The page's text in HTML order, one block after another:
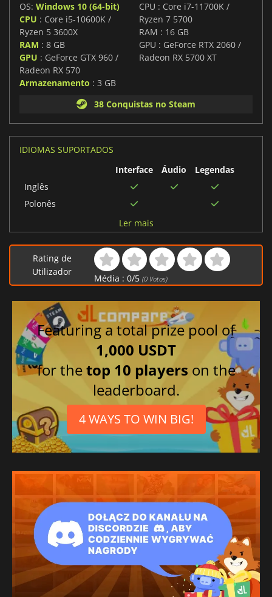
OS: Windows 10 (64-bit)
CPU : Core i5-10600K /
Ryzen 5 3600X
RAM : 8 GB
GPU : GeForce GTX 960 /
Radeon RX 570
Armazenamento : 3 GB
CPU : Core i7-11700K /
Ryzen 7 5700
RAM : 16 GB
GPU : GeForce RTX 2060 /
Radeon RX 5700 XT
38 Conquistas no Steam
IDIOMAS SUPORTADOS
Interface
Áudio
Legendas
Inglês
Polonês
Português brasileiro
Chinês tradicional
Coreano
Francês
Japonês
Italiano
Alemão
Espanhol
Ler mais
Rating de
Utilizador
Média : 0/5 (0Votos)
Featuring a total prize pool of
1,000 USDT
for thetop 10 players on the
leaderboard.
4 WAYS TO WIN BIG!